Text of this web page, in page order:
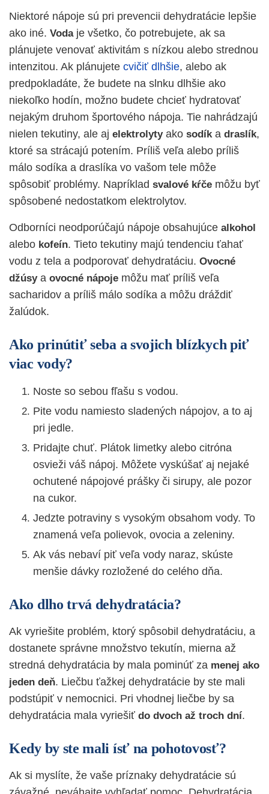
Niektoré nápoje sú pri prevencii dehydratácie lepšie
ako iné. Vodaje všetko, čo potrebujete, ak sa
plánujete venovať aktivitám s nízkou alebo strednou
intenzitou. Ak plánujete cvičiť dlhšie, alebo ak
predpokladáte, že budete na slnku dlhšie ako
niekoľko hodín, možno budete chcieť hydratovať
nejakým druhom športového nápoja. Tie nahrádzajú
nielen tekutiny, ale aj elektrolytyako sodíka draslík,
ktoré sa strácajú potením. Príliš veľa alebo príliš
málo sodíka a draslíka vo vašom tele môže
spôsobiť problémy. Napríklad svalové kŕče môžu byť
spôsobené nedostatkom elektrolytov.
Odborníci neodporúčajú nápoje obsahujúce alkohol
alebo kofeín. Tieto tekutiny majú tendenciu ťahať
vodu z tela a podporovať dehydratáciu. Ovocné
džúsya ovocné nápoje môžu mať príliš veľa
sacharidov a príliš málo sodíka a môžu dráždiť
žalúdok.
Ako prinútiť seba a svojich blízkych piť
viac vody?
Noste so sebou fľašu s vodou.
Pite vodu namiesto sladených nápojov, a to aj
pri jedle.
Pridajte chuť. Plátok limetky alebo citróna
osvieži váš nápoj. Môžete vyskúšať aj nejaké
ochutené nápojové prášky či sirupy, ale pozor
na cukor.
Jedzte potraviny s vysokým obsahom vody. To
znamená veľa polievok, ovocia a zeleniny.
Ak vás nebaví piť veľa vody naraz, skúste
menšie dávky rozložené do celého dňa.
Ako dlho trvá dehydratácia?
Ak vyriešite problém, ktorý spôsobil dehydratáciu, a
dostanete správne množstvo tekutín, mierna až
stredná dehydratácia by mala pominúť za menej ako
jeden deň. Liečbu ťažkej dehydratácie by ste mali
podstúpiť v nemocnici. Pri vhodnej liečbe by sa
dehydratácia mala vyriešiť do dvoch až troch dní.
Kedy by ste mali ísť na pohotovosť?
Ak si myslíte, že vaše príznaky dehydratácie sú